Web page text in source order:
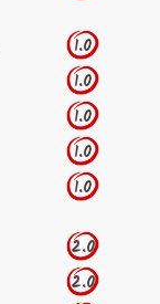
1.0
1.0
1.0
1.0
1.0
2.0
2.0